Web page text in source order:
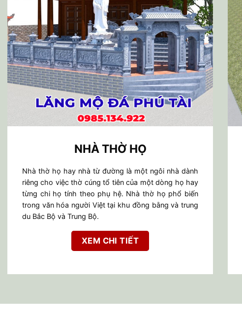
NHÀ THỜ HỌ
Nhà thờ họ hay nhà từ đường là một ngôi nhà dành
riêng cho việc thờ cúng tổ tiên của một dòng họ hay
từng chi họ tính theo phụ hệ. Nhà thờ họ phổ biến
trong văn hóa người Việt tại khu đồng bằng và trung
du Bắc Bộ và Trung Bộ.
XEM CHI TIẾT